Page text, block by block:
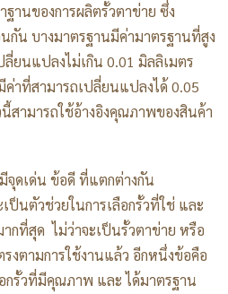
านของการผลิตรั้วตาข่าย ซึ่ง
น บางมาตรฐานมีค่ามาตรฐานที่สูง
ยนแปลงไม่เกิน 0.01 มิลลิเมตร
าที่สามารถเปลี่ยนแปลงได้ 0.05
สามารถใช้อ้างอิงคุณภาพของสินค้า
จุดเด่น ข้อดี ที่แตกต่างกัน
ป็นตัวช่วยในการเลือกรั้วที่ใช่ และ
ากที่สุด ไม่ว่าจะเป็นรั้วตาข่าย หรือ
งตามการใช้งานแล้ว อีกหนึ่งข้อคือ
กรั้วที่มีคุณภาพ และ ได้มาตรฐาน